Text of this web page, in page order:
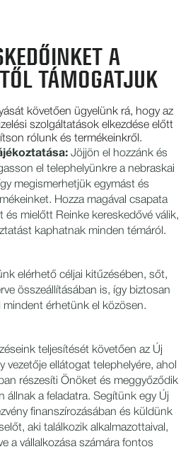
A
TÁMOGATJUK
követően ügyelünk rá, hogy az
szolgáltatások elkezdése előtt
rólunk és termékeinkről.
Jöjjön el hozzánk és
el telephelyünkre a nebraskai
megismerhetjük egymást és
Hozza magával csapata
és mielőtt Reinke kereskedővé válik,
kaphatnak minden témáról.
elérhető céljai kitűzésében, sőt,
összeállításában is, így biztosan
mindent érhetünk el közösen.
teljesítését követően az Új
vezetője ellátogat telephelyére, ahol
részesíti Önöket és meggyőződik
állnak a feladatra. Segítünk egy Új
finanszírozásában és küldünk
aki találkozik alkalmazottaival,
a vállalkozása számára fontos